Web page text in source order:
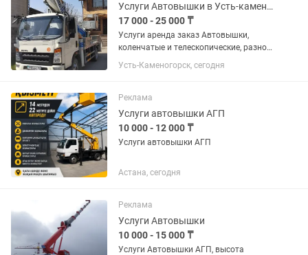
Услуги Автовышки в Усть-каменогорске
17 000 - 25 000 ₸
Услуги аренда заказ Автовышки,
коленчатые и телескопические, разной
высоты и грузоподъемности, без
посредников. Договора. Любая форма
недоступен, пишите
Усть-Каменогорск, сегодня
Реклама
Услуги автовышки АГП
10 000 - 12 000 ₸
Услуги автовышки АГП
Астана, сегодня
Реклама
Услуги Автовышки
10 000 - 15 000 ₸
Услуги Автовышки АГП, высота